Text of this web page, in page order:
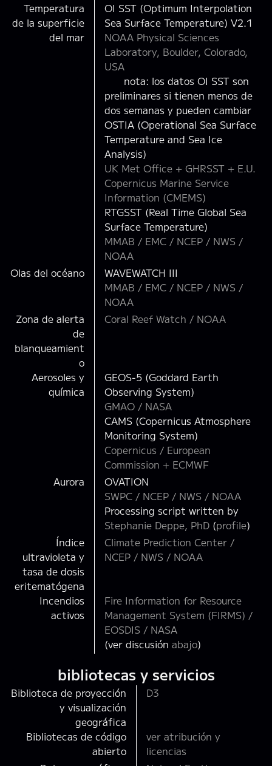
Temperatura
de la superficie
del mar
OI SST (Optimum Interpolation
Sea Surface Temperature) V2.1
NOAA Physical Sciences
Laboratory, Boulder, Colorado,
USA
nota: los datos OI SST son
preliminares si tienen menos de
dos semanas y pueden cambiar
OSTIA (Operational Sea Surface
Temperature and Sea Ice
Analysis)
UK Met Office + GHRSST + E.U.
Copernicus Marine Service
Information (CMEMS)
RTGSST (Real Time Global Sea
Surface Temperature)
MMAB / EMC / NCEP / NWS /
NOAA
Olas del océano
WAVEWATCH III
MMAB / EMC / NCEP / NWS /
NOAA
Zona de alerta
de
blanqueamient
o
Coral Reef Watch / NOAA
Aerosoles y
química
GEOS-5 (Goddard Earth
Observing System)
GMAO / NASA
CAMS (Copernicus Atmosphere
Monitoring System)
Copernicus / European
Commission + ECMWF
Aurora
OVATION
SWPC / NCEP / NWS / NOAA
Processing script written by
Stephanie Deppe, PhD(profile)
Índice
ultravioleta y
tasa de dosis
eritematógena
Climate Prediction Center /
NCEP / NWS / NOAA
Incendios
activos
Fire Information for Resource
Management System (FIRMS) /
EOSDIS / NASA
(ver discusión abajo)
bibliotecas y servicios
Biblioteca de proyección
y visualización
geográfica
D3
Bibliotecas de código
abierto
ver atribución y
licencias